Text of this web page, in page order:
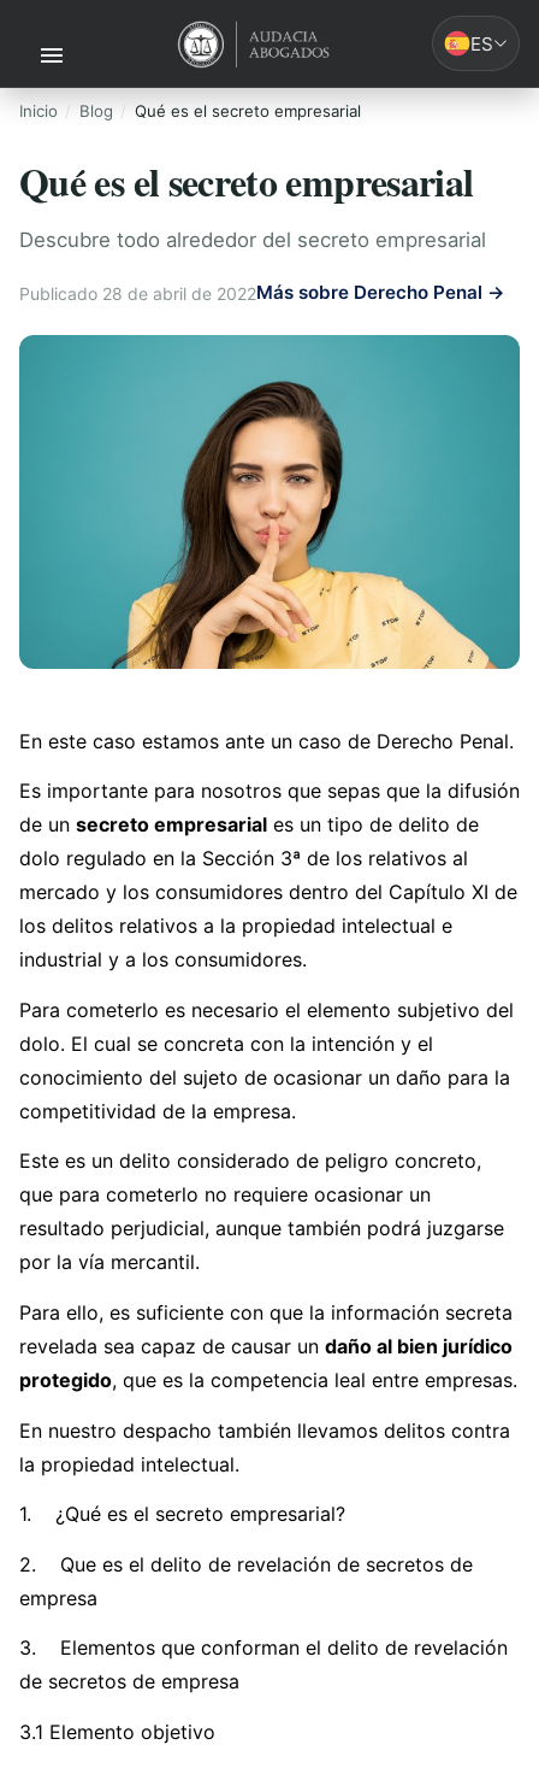
ES
Inicio Blog Qué es el secreto empresarial
Qué es el secreto empresarial
Descubre todo alrededor del secreto empresarial
Publicado 28 de abril de 2022Más sobre Derecho Penal →
En este caso estamos ante un caso de Derecho Penal.
Es importante para nosotros que sepas que la difusión
de un secreto empresarial es un tipo de delito de
dolo regulado en la Sección 3ª de los relativos al
mercado y los consumidores dentro del Capítulo XI de
los delitos relativos a la propiedad intelectual e
industrial y a los consumidores.
Para cometerlo es necesario el elemento subjetivo del
dolo. El cual se concreta con la intención y el
conocimiento del sujeto de ocasionar un daño para la
competitividad de la empresa.
Este es un delito considerado de peligro concreto,
que para cometerlo no requiere ocasionar un
resultado perjudicial, aunque también podrá juzgarse
por la vía mercantil.
Para ello, es suficiente con que la información secreta
revelada sea capaz de causar un daño al bien jurídico
protegido, que es la competencia leal entre empresas.
En nuestro despacho también llevamos delitos contra
la propiedad intelectual.
1. ¿Qué es el secreto empresarial?
2. Que es el delito de revelación de secretos de
empresa
3. Elementos que conforman el delito de revelación
de secretos de empresa
3.1 Elemento objetivo